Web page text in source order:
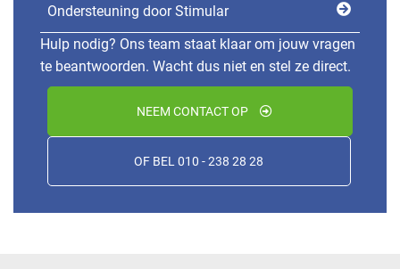
Ondersteuning door Stimular
Hulp nodig? Ons team staat klaar om jouw vragen
te beantwoorden. Wacht dus niet en stel ze direct.
NEEM CONTACT OP
OF BEL 010 - 238 28 28